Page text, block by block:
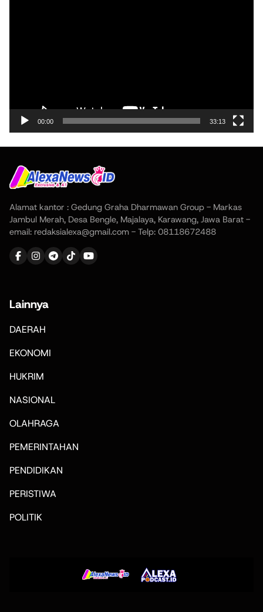
00:00 33:13
Alamat kantor : Gedung Graha Dharmawan Group - Markas
Jambul Merah, Desa Bengle, Majalaya, Karawang, Jawa Barat -
email: redaksialexa@gmail.com - Telp: 08118672488
Lainnya
DAERAH
EKONOMI
HUKRIM
NASIONAL
OLAHRAGA
PEMERINTAHAN
PENDIDIKAN
PERISTIWA
POLITIK